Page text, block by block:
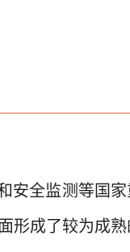
安全监测等国家
形成了较为成熟